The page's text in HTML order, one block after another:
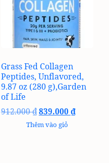
Grass Fed Collagen
Peptides, Unflavored,
9.87 oz (280 g),Garden
of Life
912.000₫Giá
gốc
là:
839.000 ₫Giá
hiện
Thêm vào giỏ